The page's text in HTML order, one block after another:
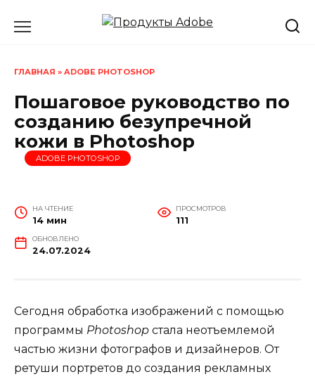
ГЛАВНАЯ » ADOBE PHOTOSHOP
Пошаговое руководство по
созданию безупречной
кожи в Photoshop
ADOBE PHOTOSHOP
НА ЧТЕНИЕ
14 мин
ПРОСМОТРОВ
111
ОБНОВЛЕНО
24.07.2024
Сегодня обработка изображений с помощью
программы Photoshop стала неотъемлемой
частью жизни фотографов и дизайнеров. От
ретуши портретов до создания рекламных